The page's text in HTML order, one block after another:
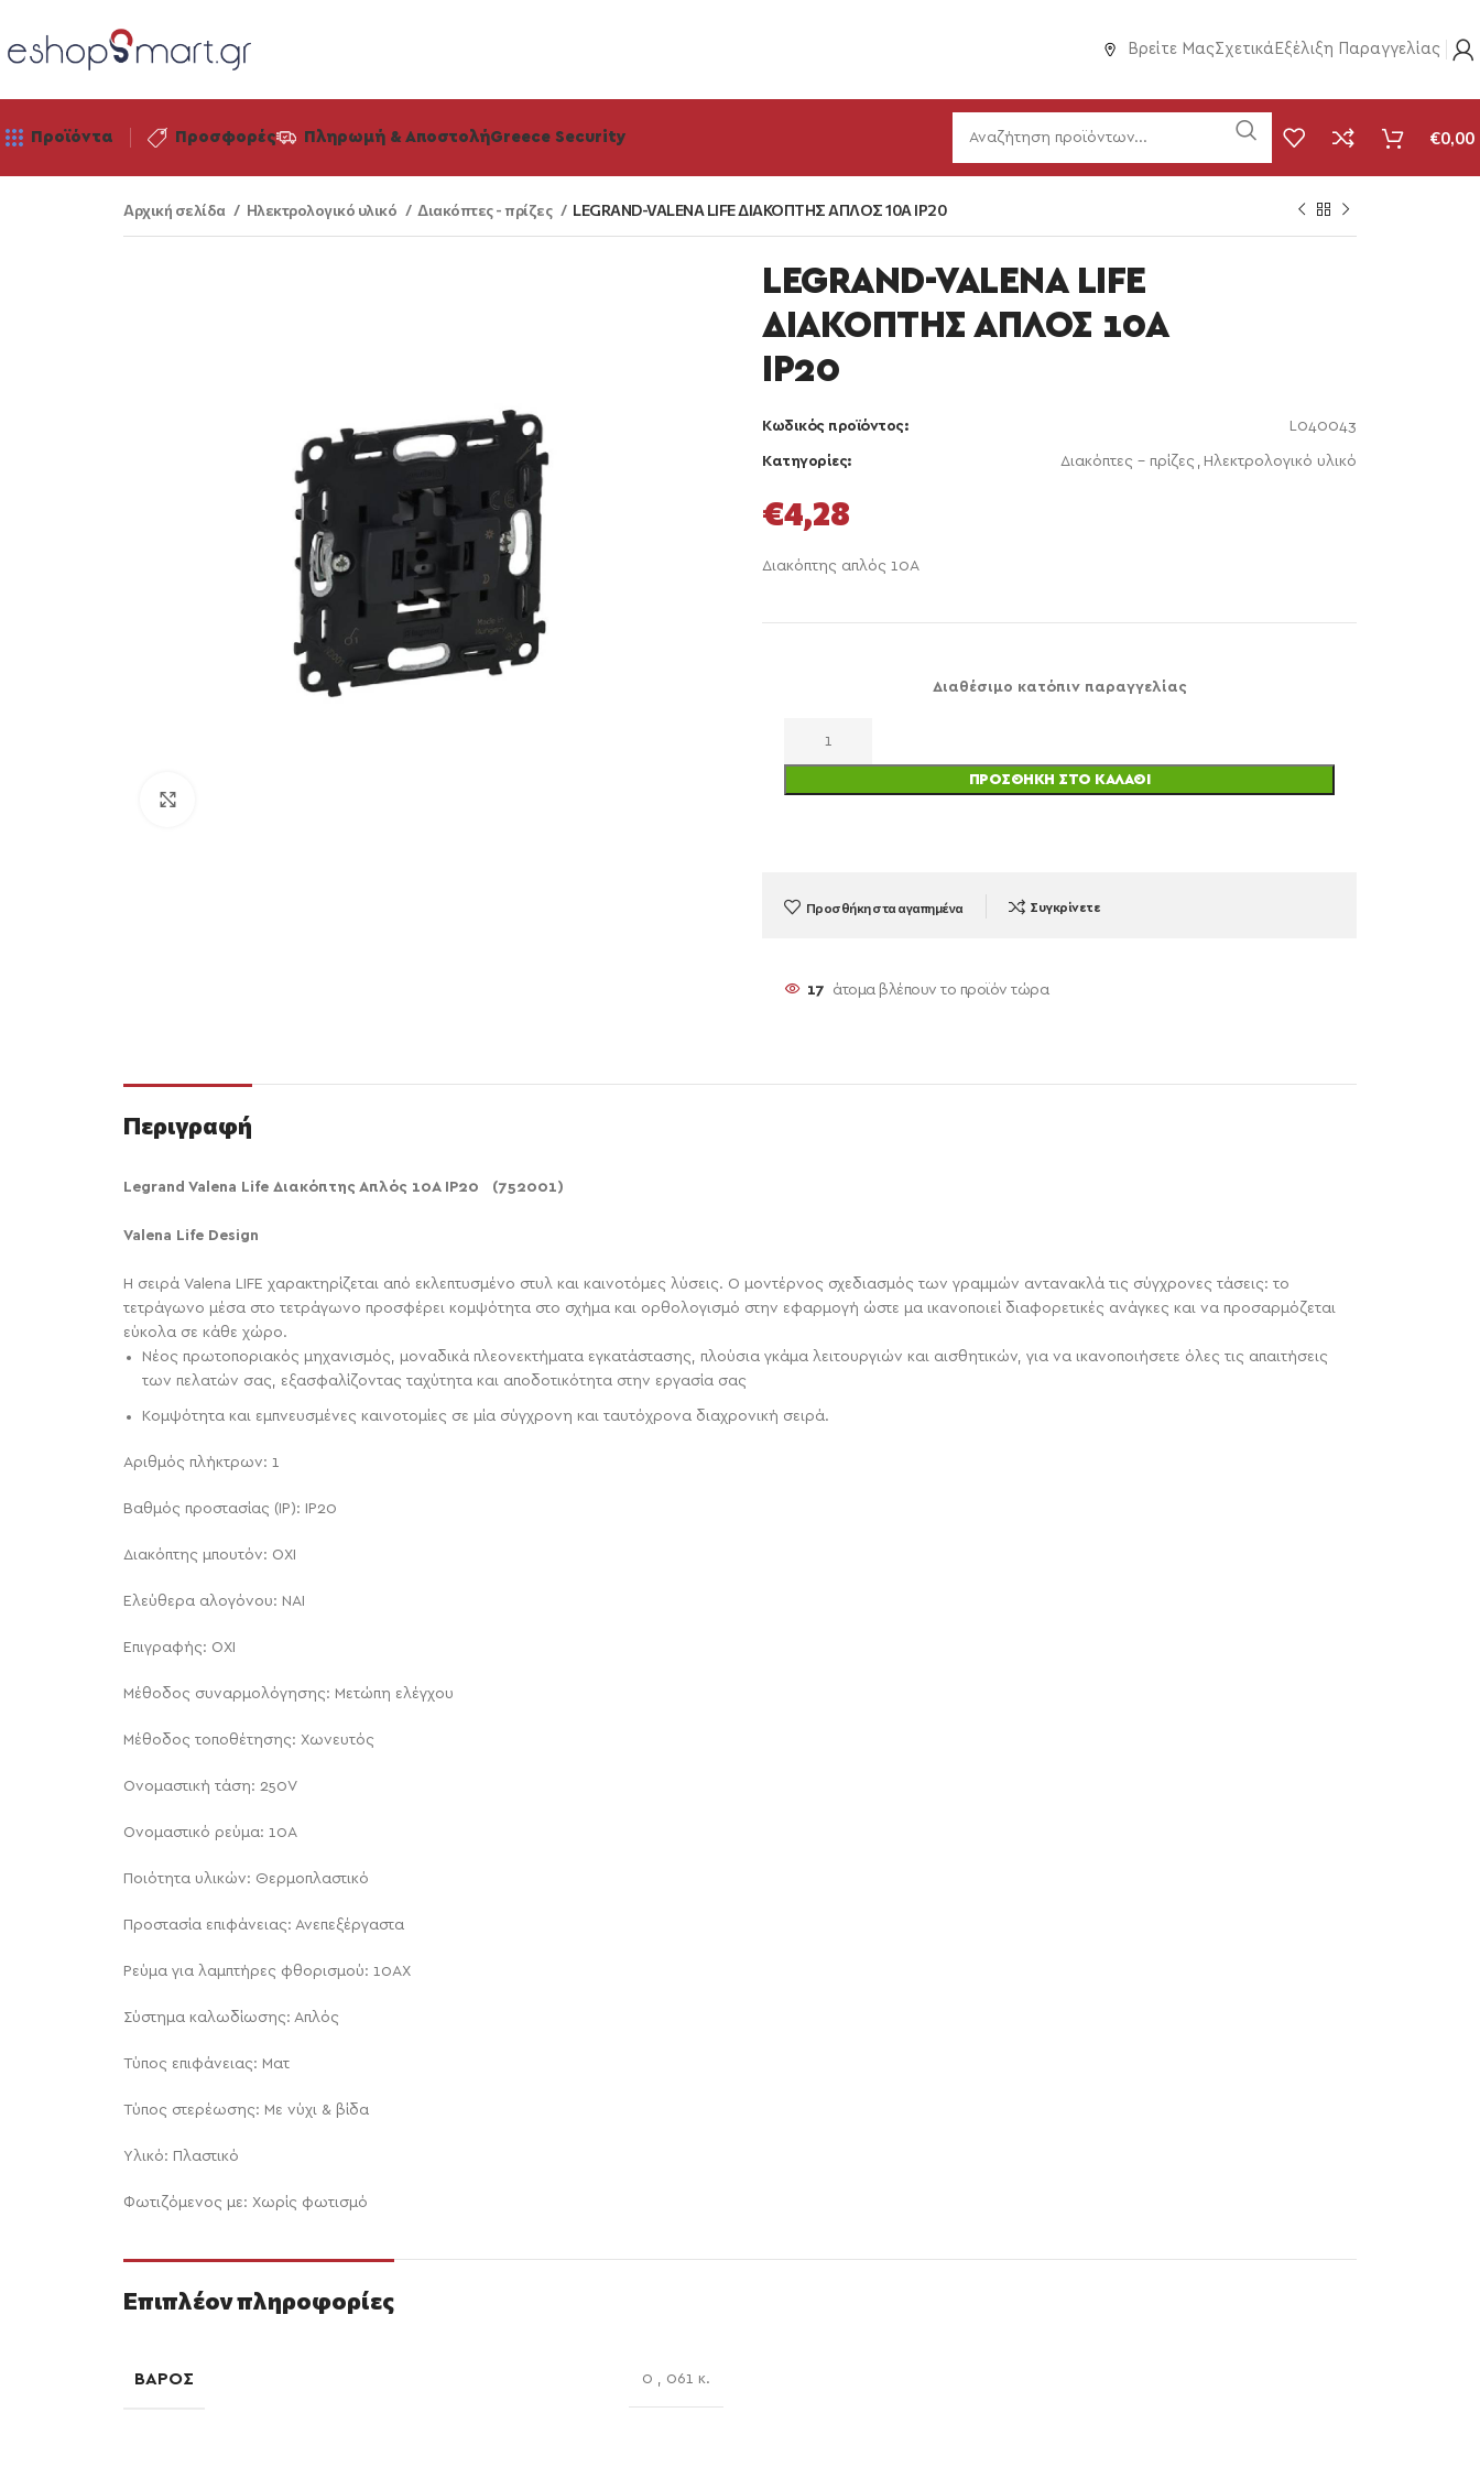
Βρείτε ΜαςΣχετικά Εξέλιξη Παραγγελίας
Προϊόντα Προσφορές Πληρωμή & ΑποστολήGreece Security €0,00
Αρχική σελίδα Ηλεκτρολογικό υλικό Διακόπτες - πρίζες LEGRAND-VALENA LIFE ΔΙΑΚΟΠΤΗΣ ΑΠΛΟΣ 10A IP20
LEGRAND-VALENA LIFE
ΔΙΑΚΟΠΤΗΣ ΑΠΛΟΣ 10A
IP20
Κωδικός προϊόντος: L040043
Κατηγορίες: Διακόπτες - πρίζες , Ηλεκτρολογικό υλικό
€4,28
Διακόπτης απλός 10Α
Διαθέσιμο κατόπιν παραγγελίας
ΠΡΟΣΘΉΚΗ ΣΤΟ ΚΑΛΆΘΙ
Προσθήκη στα αγαπημένα Συγκρίνετε
17 άτομα βλέπουν το προϊόν τώρα
Περιγραφή
Legrand Valena Life Διακόπτης Απλός 10A IP20 (752001)
Valena Life Design
H σειρά Valena LIFE χαρακτηρίζεται από εκλεπτυσμένο στυλ και καινοτόμες λύσεις. Ο μοντέρνος σχεδιασμός των γραμμών αντανακλά τις σύγχρονες τάσεις: το
τετράγωνο μέσα στο τετράγωνο προσφέρει κομψότητα στο σχήμα και ορθολογισμό στην εφαρμογή ώστε μα ικανοποιεί διαφορετικές ανάγκες και να προσαρμόζεται
εύκολα σε κάθε χώρο.
Νέος πρωτοποριακός μηχανισμός, μοναδικά πλεονεκτήματα εγκατάστασης, πλούσια γκάμα λειτουργιών και αισθητικών, για να ικανοποιήσετε όλες τις απαιτήσεις
των πελατών σας, εξασφαλίζοντας ταχύτητα και αποδοτικότητα στην εργασία σας
Κομψότητα και εμπνευσμένες καινοτομίες σε μία σύγχρονη και ταυτόχρονα διαχρονική σειρά.
Αριθμός πλήκτρων: 1
Βαθμός προστασίας (IP): IP20
Διακόπτης μπουτόν: ΟΧΙ
Ελεύθερα αλογόνου: NAI
Επιγραφής: ΟΧΙ
Μέθοδος συναρμολόγησης: Μετώπη ελέγχου
Μέθοδος τοποθέτησης: Χωνευτός
Ονομαστική τάση: 250V
Ονομαστικό ρεύμα: 10A
Ποιότητα υλικών: Θερμοπλαστικό
Προστασία επιφάνειας: Ανεπεξέργαστα
Ρεύμα για λαμπτήρες φθορισμού: 10AX
Σύστημα καλωδίωσης: Απλός
Τύπος επιφάνειας: Ματ
Τύπος στερέωσης: Με νύχι & βίδα
Υλικό: Πλαστικό
Φωτιζόμενος με: Χωρίς φωτισμό
Επιπλέον πληροφορίες
ΒΆΡΟΣ 0 , 061 κ.